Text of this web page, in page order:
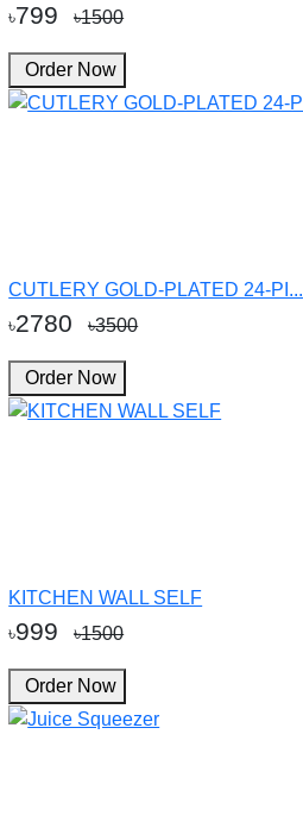
৳799 ৳1500
Order Now
CUTLERY GOLD-PLATED 24-PI...
৳2780 ৳3500
Order Now
KITCHEN WALL SELF
৳999 ৳1500
Order Now